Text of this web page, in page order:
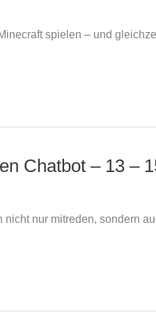
spielen – und
Chatbot – 13 –
nur mitreden, sondern